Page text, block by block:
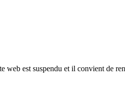
web est suspendu et il convient de